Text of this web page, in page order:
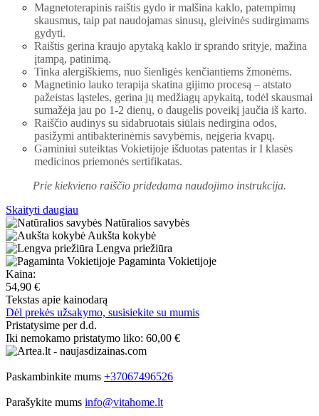
Magnetoterapinis raištis gydo ir malšina kaklo, patempimų
skausmus, taip pat naudojamas sinusų, gleivinės sudirgimams
gydyti.
Raištis gerina kraujo apytaką kaklo ir sprando srityje, mažina
įtampą, patinimą.
Tinka alergiškiems, nuo šienligės kenčiantiems žmonėms.
Magnetinio lauko terapija skatina gijimo procesą – atstato
pažeistas ląsteles, gerina jų medžiagų apykaitą, todėl skausmai
sumažėja jau po 1-2 dienų, o daugelis poveikį jaučia iš karto.
Raiščio audinys su sidabruotais siūlais nedirgina odos,
pasižymi antibakterinėmis savybėmis, neįgeria kvapų.
Gaminiui suteiktas Vokietijoje išduotas patentas irI klasės
medicinos priemonės sertifikatas.
Prie kiekvieno raiščio pridedama naudojimo instrukcija.
Skaityti daugiau
Natūralios savybės
Aukšta kokybė
Lengva priežiūra
Pagaminta Vokietijoje
Kaina:
54,90 €
Tekstas apie kainodarą
Dėl prekės užsakymo, susisiekite su mumis
Pristatysime per d.d.
Iki nemokamo pristatymo liko: 60,00 €
Paskambinkite mums +37067496526
Parašykite mums info@vitahome.lt